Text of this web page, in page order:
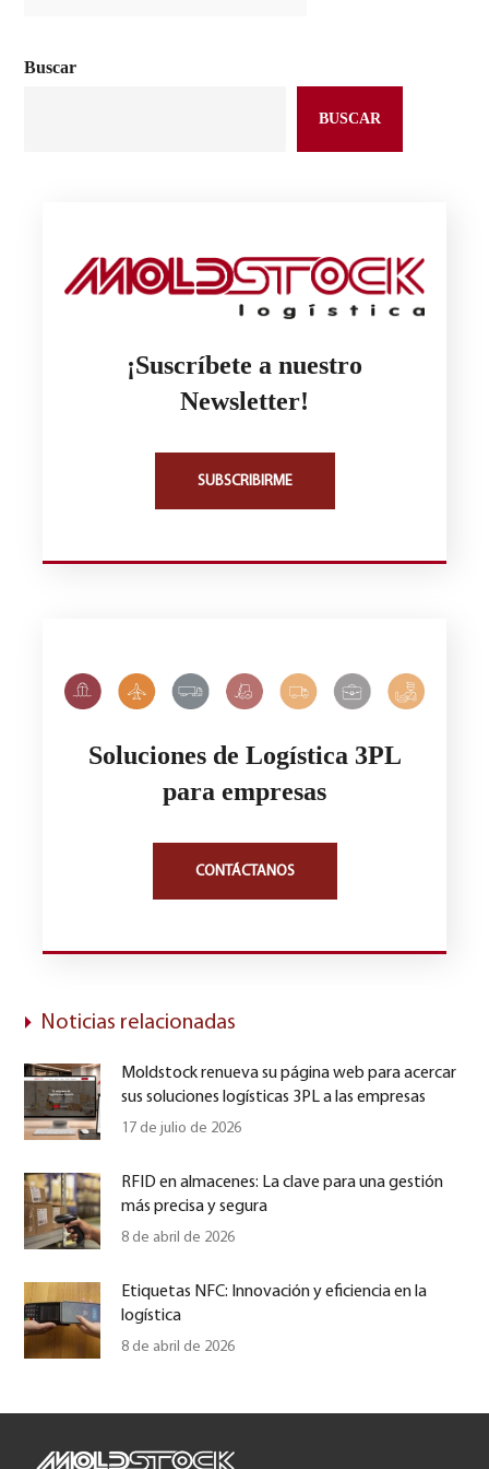
Buscar
BUSCAR
¡Suscríbete a nuestro
Newsletter!
SUBSCRIBIRME
Soluciones de Logística 3PL
para empresas
CONTÁCTANOS
Noticias relacionadas
Moldstock renueva su página web para acercar
sus soluciones logísticas 3PL a las empresas
17 de julio de 2026
RFID en almacenes: La clave para una gestión
más precisa y segura
8 de abril de 2026
Etiquetas NFC: Innovación y eficiencia en la
logística
8 de abril de 2026